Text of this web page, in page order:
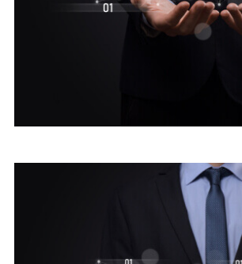
Advice Cyber Security